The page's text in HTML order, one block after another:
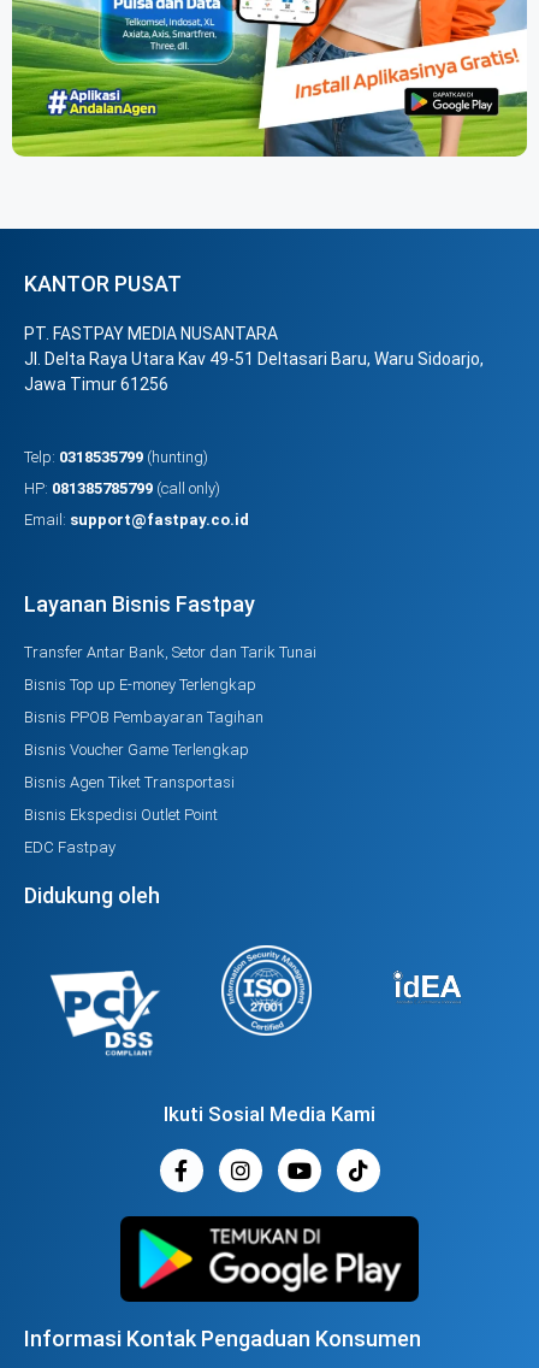
KANTOR PUSAT
PT. FASTPAY MEDIA NUSANTARA
Jl. Delta Raya Utara Kav 49-51 Deltasari Baru, Waru Sidoarjo,
Jawa Timur 61256
Telp: 0318535799 (hunting)
HP: 081385785799 (call only)
Email: support@fastpay.co.id
Layanan Bisnis Fastpay
Transfer Antar Bank, Setor dan Tarik Tunai
Bisnis Top up E-money Terlengkap
Bisnis PPOB Pembayaran Tagihan
Bisnis Voucher Game Terlengkap
Bisnis Agen Tiket Transportasi
Bisnis Ekspedisi Outlet Point
EDC Fastpay
Didukung oleh
Ikuti Sosial Media Kami
Informasi Kontak Pengaduan Konsumen